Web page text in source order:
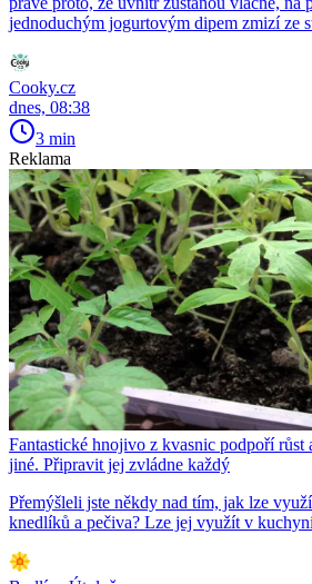
jednoduchým jogurtovým dipem zmizí ze
Cooky.cz
dnes, 08:38
3 min
Reklama
Fantastické hnojivo z kvasnic podpoří růst
jiné. Připravit jej zvládne každý
Přemýšleli jste někdy nad tím, jak lze
knedlíků a pečiva? Lze jej využít v